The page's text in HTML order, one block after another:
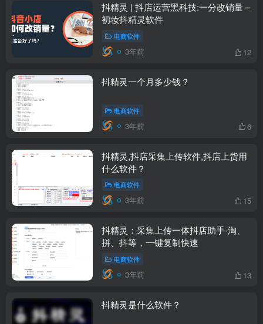
抖精灵 | 抖店运营黑科技:一分改销量 –
初妆抖精灵软件
电商软件
3年前 12
抖精灵一个月多少钱？
电商软件
3年前 6
抖精灵,抖店采集上传软件,抖店上货用
什么软件？
电商软件
3年前 15
抖精灵：采集上传一体抖店助手-淘、
拼、抖等，一键复制快速
电商软件
3年前 13
抖精灵是什么软件？